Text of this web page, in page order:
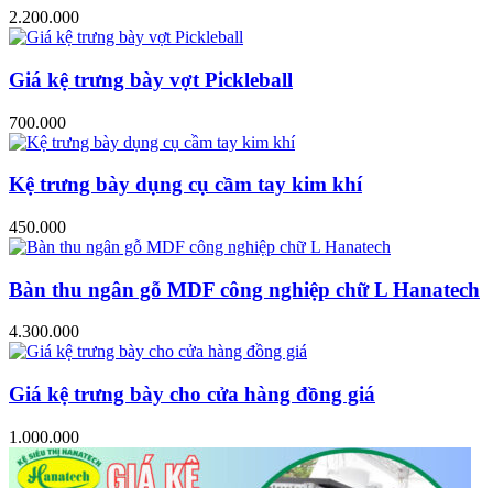
2.200.000
Giá kệ trưng bày vợt Pickleball
700.000
Kệ trưng bày dụng cụ cầm tay kim khí
450.000
Bàn thu ngân gỗ MDF công nghiệp chữ L Hanatech
4.300.000
Giá kệ trưng bày cho cửa hàng đồng giá
1.000.000